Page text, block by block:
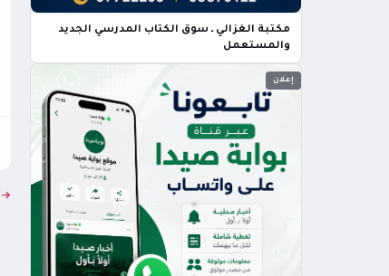
مكتبة الغزالي ـ سوق الكتاب المدرسي الجديد
والمستعمل
إعلان